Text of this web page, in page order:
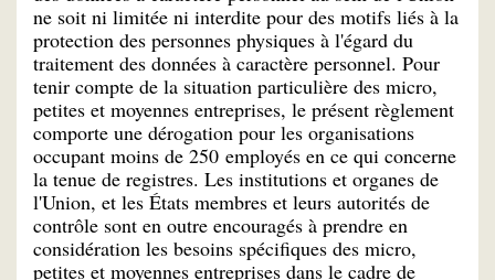
ne soit ni limitée ni interdite pour des motifs liés à la
protection des personnes physiques à l'égard du
traitement des données à caractère personnel. Pour
tenir compte de la situation particulière des micro,
petites et moyennes entreprises, le présent règlement
comporte une dérogation pour les organisations
occupant moins de 250 employés en ce qui concerne
la tenue de registres. Les institutions et organes de
l'Union, et les États membres et leurs autorités de
contrôle sont en outre encouragés à prendre en
considération les besoins spécifiques des micro,
petites et moyennes entreprises dans le cadre de